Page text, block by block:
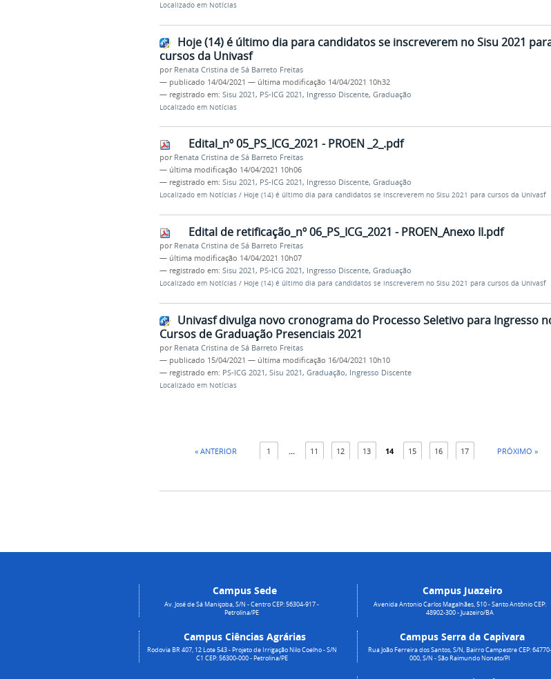
Localizado em Notícias
Hoje (14) é último dia para candidatos se inscreverem no Sisu 2021
cursos da Univasf
por Renata Cristina de Sá Barreto Freitas
— publicado 14/04/2021 — última modificação 14/04/2021 10h32
— registrado em: Sisu 2021, PS-ICG 2021, Ingresso Discente, Graduação
Localizado em Notícias
Edital_nº 05_PS_ICG_2021 - PROEN _2_.pdf
por Renata Cristina de Sá Barreto Freitas
— última modificação 14/04/2021 10h06
— registrado em: Sisu 2021, PS-ICG 2021, Ingresso Discente, Graduação
Localizado em Notícias / Hoje (14) é último dia para candidatos se inscreverem no Sisu 2021 para cursos da Univasf
Edital de retificação_nº 06_PS_ICG_2021 - PROEN_Anexo II.pdf
por Renata Cristina de Sá Barreto Freitas
— última modificação 14/04/2021 10h07
— registrado em: Sisu 2021, PS-ICG 2021, Ingresso Discente, Graduação
Localizado em Notícias / Hoje (14) é último dia para candidatos se inscreverem no Sisu 2021 para cursos da Univasf
Univasf divulga novo cronograma do Processo Seletivo para Ingresso
Cursos de Graduação Presenciais 2021
por Renata Cristina de Sá Barreto Freitas
— publicado 15/04/2021 — última modificação 16/04/2021 10h10
— registrado em: PS-ICG 2021, Sisu 2021, Graduação, Ingresso Discente
Localizado em Notícias
« ANTERIOR 1 11 12 13 14 15 16 17 PRÓXIMO »
Campus Sede
Av. José de Sá Maniçoba, S/N - Centro CEP: 56304-917 -
Petrolina/PE
Campus Ciências Agrárias
Rodovia BR 407, 12 Lote 543 - Projeto de Irrigação Nilo Coelho - S/N
C1 CEP: 56300-000 - Petrolina/PE
Campus Juazeiro
Avenida Antonio Carlos Magalhães, 510 - Santo Antônio CEP:
48902-300 - Juazeiro/BA
Campus Serra da Capivara
Rua João Ferreira dos Santos, S/N, Bairro Campestre CEP: 64770-
000, S/N - São Raimundo Nonato/PI